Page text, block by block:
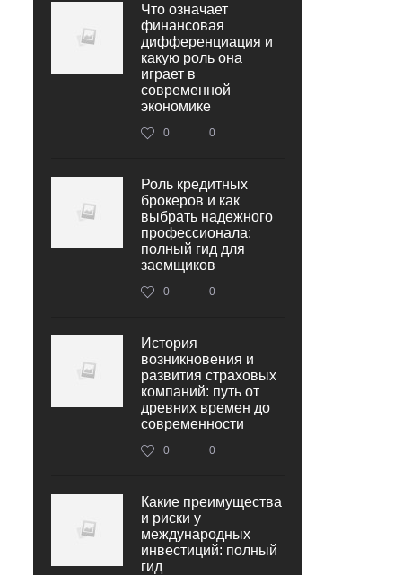
Что означает
финансовая
дифференциация и
какую роль она
играет в
современной
экономике
0 0
Роль кредитных
брокеров и как
выбрать надежного
профессионала:
полный гид для
заемщиков
0 0
История
возникновения и
развития страховых
компаний: путь от
древних времен до
современности
0 0
Какие преимущества
и риски у
международных
инвестиций: полный
гид